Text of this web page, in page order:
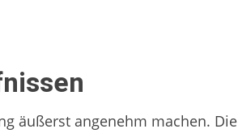
äußerst angenehm machen. Die